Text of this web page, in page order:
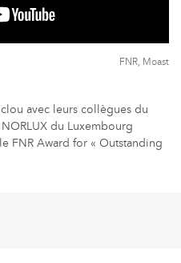
FNR, Moast
avec leurs collègues du
du Luxembourg
FNR Award for « Outstanding